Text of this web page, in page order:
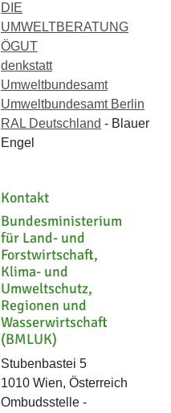
DIE
UMWELTBERATUNG
ÖGUT
denkstatt
Umweltbundesamt
Umweltbundesamt Berlin
RAL Deutschland - Blauer
Engel
Kontakt
Bundesministerium
für Land- und
Forstwirtschaft,
Klima- und
Umweltschutz,
Regionen und
Wasserwirtschaft
(BMLUK)
Stubenbastei 5
1010 Wien, Österreich
Ombudsstelle -